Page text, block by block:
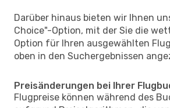
Darüber hinaus bieten wir Ihnen
Choice"-Option, mit der Sie die
Option für Ihren ausgewählten
oben in den Suchergebnissen
Preisänderungen bei Ihrer
Flugpreise können während des